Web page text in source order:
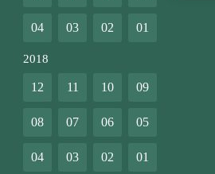
04 03 02 01
2018
12 11 10 09
08 07 06 05
04 03 02 01